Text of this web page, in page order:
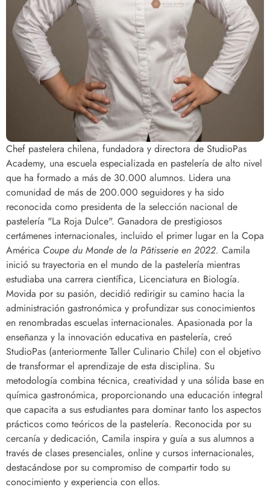
Chef pastelera chilena, fundadora y directora de StudioPas
Academy, una escuela especializada en pastelería de alto nivel
que ha formado a más de 30.000 alumnos. Lidera una
comunidad de más de 200.000 seguidores y ha sido
reconocida como presidenta de la selección nacional de
pastelería "La Roja Dulce". Ganadora de prestigiosos
certámenes internacionales, incluido el primer lugar en la Copa
América Coupe du Monde de la Pâtisserie en 2022. Camila
inició su trayectoria en el mundo de la pastelería mientras
estudiaba una carrera científica, Licenciatura en Biología.
Movida por su pasión, decidió redirigir su camino hacia la
administración gastronómica y profundizar sus conocimientos
en renombradas escuelas internacionales. Apasionada por la
enseñanza y la innovación educativa en pastelería, creó
StudioPas (anteriormente Taller Culinario Chile) con el objetivo
de transformar el aprendizaje de esta disciplina. Su
metodología combina técnica, creatividad y una sólida base en
química gastronómica, proporcionando una educación integral
que capacita a sus estudiantes para dominar tanto los aspectos
prácticos como teóricos de la pastelería. Reconocida por su
cercanía y dedicación, Camila inspira y guía a sus alumnos a
través de clases presenciales, online y cursos internacionales,
destacándose por su compromiso de compartir todo su
conocimiento y experiencia con ellos.